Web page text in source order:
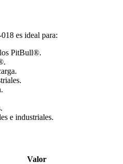
es ideal para:
PitBull®.
e industriales.
Valor